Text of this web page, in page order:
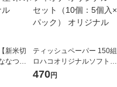
新米切
なつぼ
和7年産
ル
ティッシュペーパー 150組
ロハコオリジナルソフトパ
ックティッシュ フィオナ オ
470円